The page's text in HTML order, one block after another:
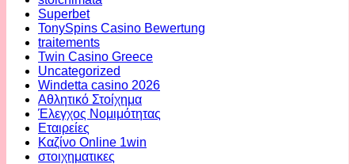
Superbet
TonySpins Casino Bewertung
traitements
Twin Casino Greece
Uncategorized
Windetta casino 2026
Αθλητικό Στοίχημα
Έλεγχος Νομιμότητας
Εταιρείες
Καζίνο Online 1win
στοιχηματικες